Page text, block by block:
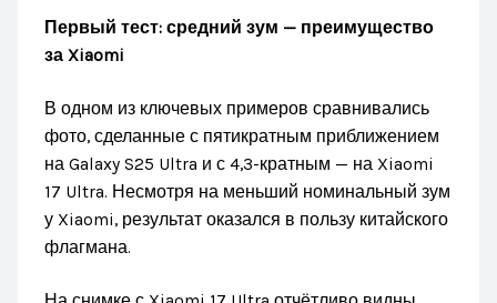
Первый тест: средний зум — преимущество
за Xiaomi
В одном из ключевых примеров сравнивались
фото, сделанные с пятикратным приближением
на Galaxy S25 Ultra и с 4,3-кратным — на Xiaomi
17 Ultra. Несмотря на меньший номинальный зум
у Xiaomi, результат оказался в пользу китайского
флагмана.